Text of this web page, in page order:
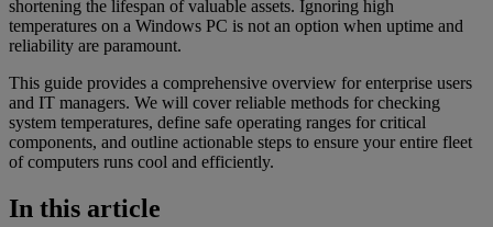
shortening the lifespan of valuable assets. Ignoring high
temperatures on a Windows PC is not an option when uptime and
reliability are paramount.
This guide provides a comprehensive overview for enterprise users
and IT managers. We will cover reliable methods for checking
system temperatures, define safe operating ranges for critical
components, and outline actionable steps to ensure your entire fleet
of computers runs cool and efficiently.
In this article